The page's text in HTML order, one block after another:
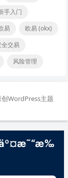
手入门
易
欧易 (okx)
交易
风险管理
创WordPress主题